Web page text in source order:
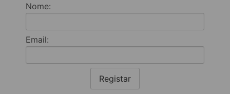
Nome:
Email:
Registar